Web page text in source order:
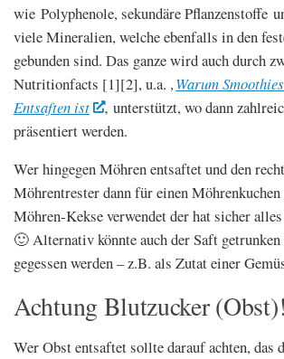
wie Polyphenole, sekundäre Pflanzenstoffe
viele Mineralien, welche ebenfalls in den
gebunden sind. Das ganze wird auch durch
Nutritionfacts [1][2], u.a. ‚Warum
Entsaften ist
‚ unterstützt, wo dann
präsentiert werden.
Wer hingegen Möhren entsaftet und den
Möhrentrester dann für einen
Möhren-Kekse verwendet der hat sicher
🙂 Alternativ könnte auch der Saft
gegessen werden – z.B. als Zutat einer
Achtung Blutzucker (Obst)!
Wer Obst entsaftet sollte darauf achten, das